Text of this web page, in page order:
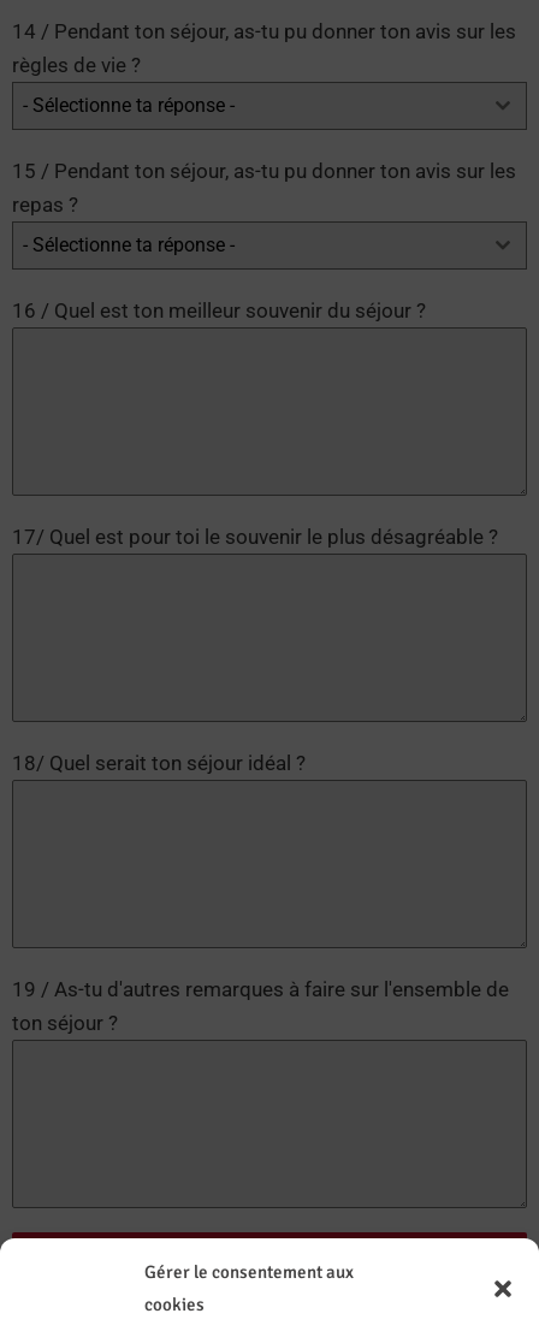
Gérer le consentement aux
cookies
14 / Pendant ton séjour, as-tu pu donner ton avis sur les
règles de vie ?
- Sélectionne ta réponse -
15 / Pendant ton séjour, as-tu pu donner ton avis sur les
repas ?
- Sélectionne ta réponse -
16 / Quel est ton meilleur souvenir du séjour ?
17/ Quel est pour toi le souvenir le plus désagréable ?
18/ Quel serait ton séjour idéal ?
19 / As-tu d'autres remarques à faire sur l'ensemble de
ton séjour ?